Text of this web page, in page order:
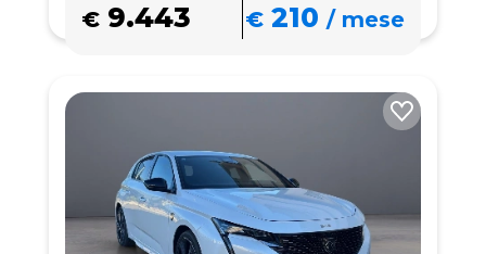
€ 9.443 € 210 /mese